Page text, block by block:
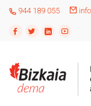
944 189 055